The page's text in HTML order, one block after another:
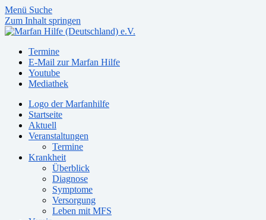
Menü Suche
Zum Inhalt springen
Termine
E-Mail zur Marfan Hilfe
Youtube
Mediathek
Logo der Marfanhilfe
Startseite
Aktuell
Veranstaltungen
Termine
Krankheit
Überblick
Diagnose
Symptome
Versorgung
Leben mit MFS